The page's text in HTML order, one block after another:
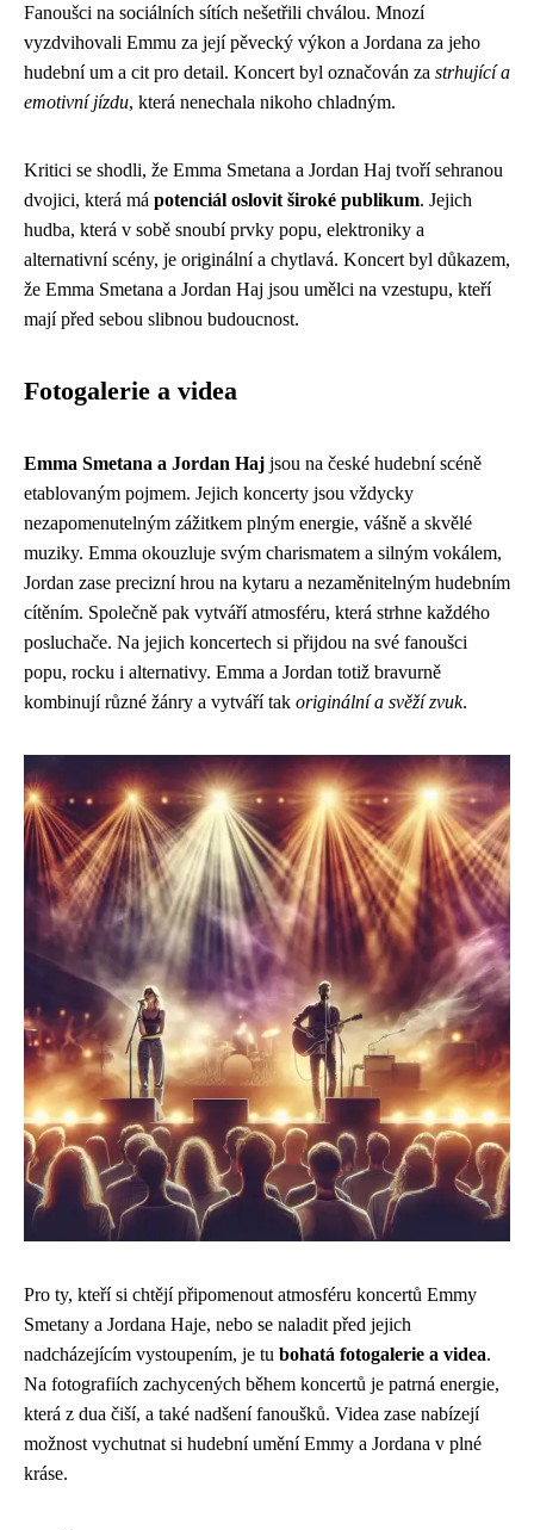
Fanoušci na sociálních sítích nešetřili chválou. Mnozí
vyzdvihovali Emmu za její pěvecký výkon a Jordana za jeho
hudební um a cit pro detail. Koncert byl označován za strhující a
emotivní jízdu, která nenechala nikoho chladným.
Kritici se shodli, že Emma Smetana a Jordan Haj tvoří sehranou
dvojici, která má potenciál oslovit široké publikum. Jejich
hudba, která v sobě snoubí prvky popu, elektroniky a
alternativní scény, je originální a chytlavá. Koncert byl důkazem,
že Emma Smetana a Jordan Haj jsou umělci na vzestupu, kteří
mají před sebou slibnou budoucnost.
Fotogalerie a videa
Emma Smetana a Jordan Haj jsou na české hudební scéně
etablovaným pojmem. Jejich koncerty jsou vždycky
nezapomenutelným zážitkem plným energie, vášně a skvělé
muziky. Emma okouzluje svým charismatem a silným vokálem,
Jordan zase precizní hrou na kytaru a nezaměnitelným hudebním
cítěním. Společně pak vytváří atmosféru, která strhne každého
posluchače. Na jejich koncertech si přijdou na své fanoušci
popu, rocku i alternativy. Emma a Jordan totiž bravurně
kombinují různé žánry a vytváří tak originální a svěží zvuk.
Pro ty, kteří si chtějí připomenout atmosféru koncertů Emmy
Smetany a Jordana Haje, nebo se naladit před jejich
nadcházejícím vystoupením, je tu bohatá fotogalerie a videa.
Na fotografiích zachycených během koncertů je patrná energie,
která z dua čiší, a také nadšení fanoušků. Videa zase nabízejí
možnost vychutnat si hudební umění Emmy a Jordana v plné
kráse.